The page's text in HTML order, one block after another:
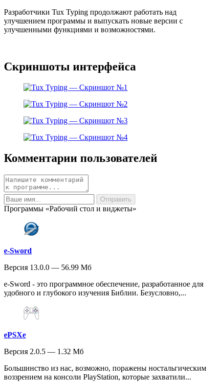
Разработчики Tux Typing продолжают работать над
улучшением программы и выпускать новые версии с
улучшенными функциями и возможностями.
Скриншоты интерфейса
Комментарии пользователей
Программы «Рабочий стол и виджеты»
e-Sword
Версия 13.0.0 — 56.99 Мб
e-Sword - это программное обеспечение, разработанное для
удобного и глубокого изучения Библии. Безусловно,...
ePSXe
Версия 2.0.5 — 1.32 Мб
Большинство из нас, возможно, поражены ностальгическим
воззрением на консоли PlayStation, которые захватили...